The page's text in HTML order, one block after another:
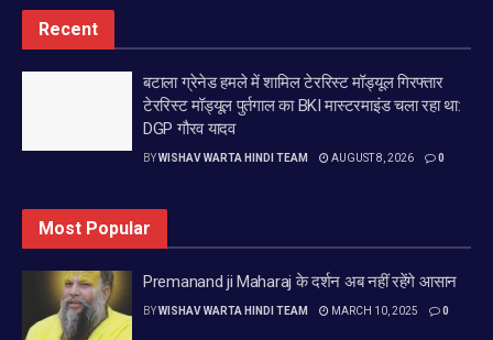
Recent
बटाला ग्रेनेड हमले में शामिल टेररिस्ट मॉड्यूल गिरफ्तार
टेररिस्ट मॉड्यूल पुर्तगाल का BKI मास्टरमाइंड चला रहा था:
DGP गौरव यादव
BYWISHAV WARTA HINDI TEAM AUGUST 8, 2026 0
Most Popular
Premanand ji Maharaj के दर्शन अब नहीं रहेंगे आसान
BYWISHAV WARTA HINDI TEAM MARCH 10, 2025 0